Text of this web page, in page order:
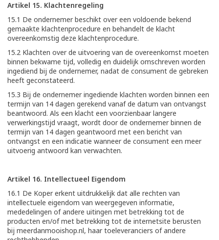
Artikel 15. Klachtenregeling
15.1 De ondernemer beschikt over een voldoende bekend
gemaakte klachtenprocedure en behandelt de klacht
overeenkomstig deze klachtenprocedure.
15.2 Klachten over de uitvoering van de overeenkomst moeten
binnen bekwame tijd, volledig en duidelijk omschreven worden
ingediend bij de ondernemer, nadat de consument de gebreken
heeft geconstateerd.
15.3 Bij de ondernemer ingediende klachten worden binnen een
termijn van 14 dagen gerekend vanaf de datum van ontvangst
beantwoord. Als een klacht een voorzienbaar langere
verwerkingstijd vraagt, wordt door de ondernemer binnen de
termijn van 14 dagen geantwoord met een bericht van
ontvangst en een indicatie wanneer de consument een meer
uitvoerig antwoord kan verwachten.
Artikel 16. Intellectueel Eigendom
16.1 De Koper erkent uitdrukkelijk dat alle rechten van
intellectuele eigendom van weergegeven informatie,
mededelingen of andere uitingen met betrekking tot de
producten en/of met betrekking tot de internetsite berusten
bij meerdanmooishop.nl, haar toeleveranciers of andere